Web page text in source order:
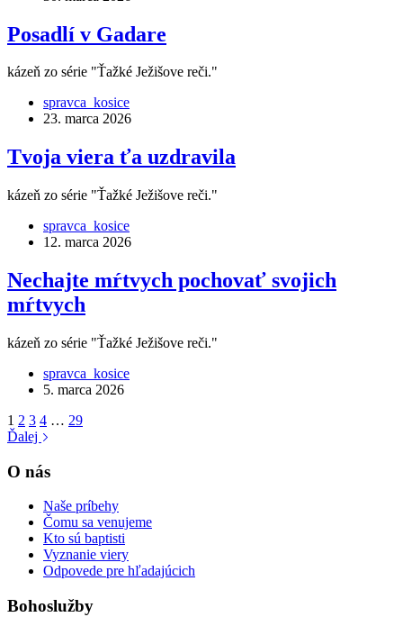
Posadlí v Gadare
kázeň zo série "Ťažké Ježišove reči."
spravca_kosice
23. marca 2026
Tvoja viera ťa uzdravila
kázeň zo série "Ťažké Ježišove reči."
spravca_kosice
12. marca 2026
Nechajte mŕtvych pochovať svojich
mŕtvych
kázeň zo série "Ťažké Ježišove reči."
spravca_kosice
5. marca 2026
1 2 3 4 … 29
Ďalej
O nás
Naše príbehy
Čomu sa venujeme
Kto sú baptisti
Vyznanie viery
Odpovede pre hľadajúcich
Bohoslužby